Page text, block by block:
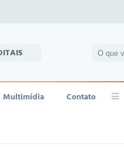
Multimídia Contato